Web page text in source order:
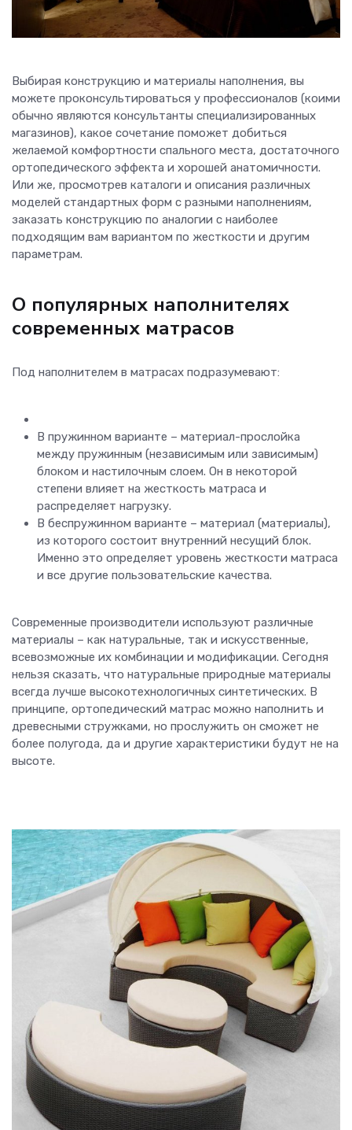
Выбирая конструкцию и материалы наполнения, вы
можете проконсультироваться у профессионалов (коими
обычно являются консультанты специализированных
магазинов), какое сочетание поможет добиться
желаемой комфортности спального места, достаточного
ортопедического эффекта и хорошей анатомичности.
Или же, просмотрев каталоги и описания различных
моделей стандартных форм с разными наполнениям,
заказать конструкцию по аналогии с наиболее
подходящим вам вариантом по жесткости и другим
параметрам.
О популярных наполнителях
современных матрасов
Под наполнителем в матрасах подразумевают:
В пружинном варианте – материал-прослойка
между пружинным (независимым или зависимым)
блоком и настилочным слоем. Он в некоторой
степени влияет на жесткость матраса и
распределяет нагрузку.
В беспружинном варианте – материал (материалы),
из которого состоит внутренний несущий блок.
Именно это определяет уровень жесткости матраса
и все другие пользовательские качества.
Современные производители используют различные
материалы – как натуральные, так и искусственные,
всевозможные их комбинации и модификации. Сегодня
нельзя сказать, что натуральные природные материалы
всегда лучше высокотехнологичных синтетических. В
принципе, ортопедический матрас можно наполнить и
древесными стружками, но прослужить он сможет не
более полугода, да и другие характеристики будут не на
высоте.